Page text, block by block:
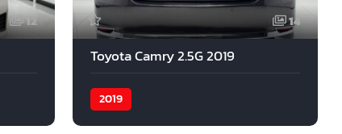
12 14
Toyota Camry 2.5G 2019
2019